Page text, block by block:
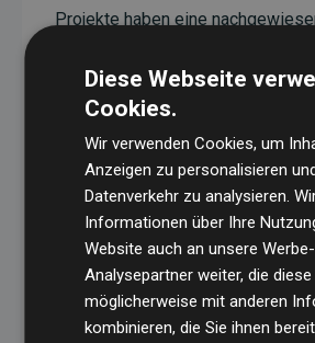
Projekte haben eine
Doppelten der geschätzten
Website entspricht.
Alle unterstützten Projekte
Standardverifiziert und erfüllen
Anforderungen an Qualität,
Klimawirkung und Transparenz.
Informationen zu den einzelnen
Sie hier.
Diese Webseite
Cookies.
Wir verwenden Cookies, um
Anzeigen zu personalisieren
Datenverkehr zu analysieren.
Informationen über Ihre
Website auch an unsere
Analysepartner weiter, die diese
möglicherweise mit anderen
kombinieren, die Sie ihnen